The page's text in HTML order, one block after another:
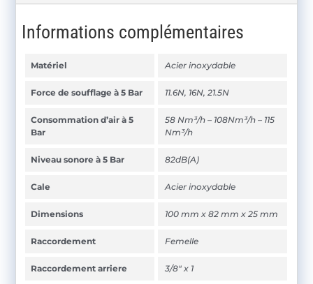
Informations complémentaires
Matériel Acier inoxydable
Force de soufflage à 5 Bar 11.6N, 16N, 21.5N
Consommation d’air à 5
Bar
58 Nm³/h – 108Nm³/h – 115
Nm³/h
Niveau sonore à 5 Bar 82dB(A)
Cale Acier inoxydable
Dimensions 100 mm x 82 mm x 25 mm
Raccordement Femelle
Raccordement arriere 3/8" x 1